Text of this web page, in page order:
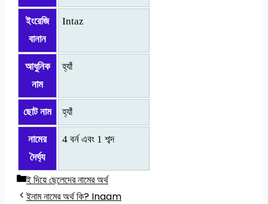
ইংরেজি
বানান
Intaz
আধুনিক
নাম
হ্যাঁ
ছোট নাম হ্যাঁ
নামের
দৈর্ঘ্য
4 বর্ন এবং 1 শব্দ
Categories
ই দিয়ে ছেলেদের নামের অর্থ
ইনাম নামের অর্থ কি? Inaam